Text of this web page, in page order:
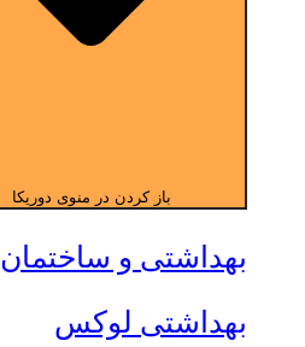
باز کردن در منوی دوریکا
بهداشتی و ساختمان
بهداشتی لوکس